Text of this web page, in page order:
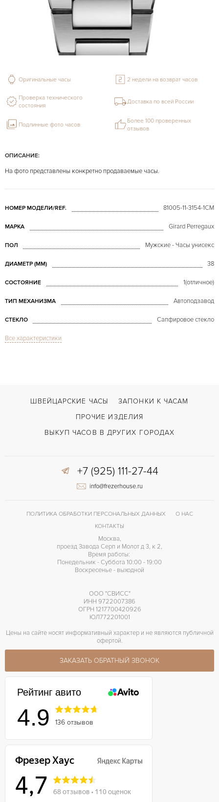
ОПИСАНИЕ:
На фото представлены конкретно продаваемые часы.
НОМЕР МОДЕЛИ/REF. 81005-11-3154-1CM
МАРКА Girard Perregaux
ПОЛ Мужские - Часы унисекс
ДИАМЕТР (MM) 38
СОСТОЯНИЕ 1(отличное)
ТИП МЕХАНИЗМА Автоподзавод
СТЕКЛО Сапфировое стекло
ФУНКЦИИ
Все характеристики
Оригинальные часы 2 недели на возврат часов
Проверка технического
состояния
Доставка по всей России
Подлинные фото часов
Более 100 проверенных
отзывов
ШВЕЙЦАРСКИЕ ЧАСЫ
ЗАПОНКИ К ЧАСАМ
ПРОЧИЕ ИЗДЕЛИЯ
ВЫКУП ЧАСОВ В ДРУГИХ ГОРОДАХ
+7 (925) 111-27-44
info@frezerhouse.ru
ПОЛИТИКА ОБРАБОТКИ ПЕРСОНАЛЬНЫХ ДАННЫХ
О НАС
КОНТАКТЫ
Москва,
проезд Завода Серп и Молот д 3, к 2,
Время работы:
Понедельник - Суббота 10:00 - 19:00
Воскресенье - выходной
ООО "СВИСС"
ИНН 9722007386
ОГРН 1217700420926
ЮЛ772201001
Цены на сайте носят информативный характер и не являются публичной
офертой.
ЗАКАЗАТЬ ОБРАТНЫЙ ЗВОНОК
Рейтинг авито
4.9 136 отзывов